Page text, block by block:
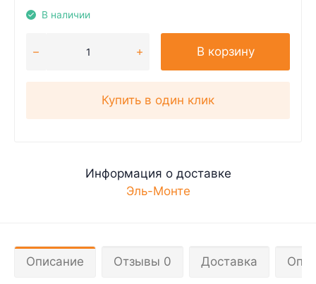
В наличии
В корзину
Купить в один клик
Информация о доставке
Эль-Монте
Описание Отзывы 0 Доставка